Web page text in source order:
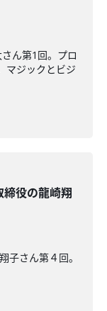
ん第1回。プロ
マジックとビジ
役の龍崎翔
子さん第４回。